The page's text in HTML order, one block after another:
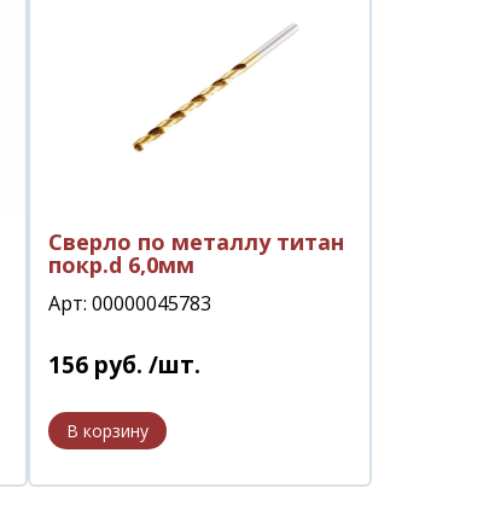
Сверло по металлу титан
покр.d 6,0мм
Арт: 00000045783
156 руб. /шт.